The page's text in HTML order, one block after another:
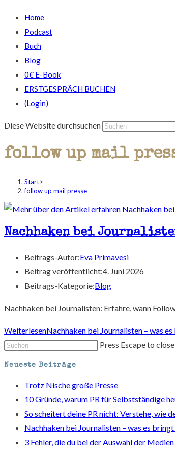
Home
Podcast
Buch
Blog
0€ E-Book
ERSTGESPRÄCH BUCHEN
(Login)
Diese Website durchsuchen
follow up mail
Start>
follow up mail presse
Nachhaken bei
Beitrags-Autor:Eva Primavesi
Beitrag veröffentlicht:4. Juni 2026
Beitrags-Kategorie:Blog
Nachhaken bei Journalisten: Erfahre, wann
WeiterlesenNachhaken bei Journalisten – was
Press Escape to
Neueste Beiträge
Trotz Nische große Presse
10 Gründe, warum PR für Selbstständige
So scheitert deine PR nicht: Verstehe, wie
Nachhaken bei Journalisten – was es
3 Fehler, die du bei der Auswahl der